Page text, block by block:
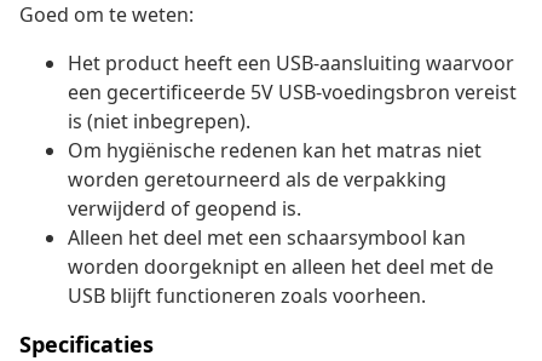
Goed om te weten:
Het product heeft een USB-aansluiting waarvoor
een gecertificeerde 5V USB-voedingsbron vereist
is (niet inbegrepen).
Om hygiënische redenen kan het matras niet
worden geretourneerd als de verpakking
verwijderd of geopend is.
Alleen het deel met een schaarsymbool kan
worden doorgeknipt en alleen het deel met de
USB blijft functioneren zoals voorheen.
Specificaties